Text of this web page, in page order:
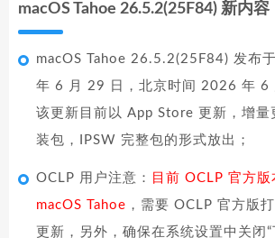
macOS Tahoe 26.5.2(25F84) 新内容
macOS Tahoe 26.5.2(25F84) 发布
年 6 月 29 日，北京时间 2026 年 6
该更新目前以 App Store 更新，增量
装包，IPSW 完整包的形式放出；
OCLP 用户注意：
目前 OCLP 官方
macOS Tahoe ，需要 OCLP 官方版
更新，另外，确保在系统设置中关闭